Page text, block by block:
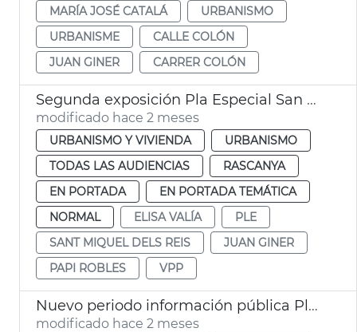
MARÍA JOSÉ CATALÁ
URBANISMO
URBANISME
CALLE COLÓN
JUAN GINER
CARRER COLÓN
Segunda exposición Pla Especial San Miquel de los Reyes València
modificado hace 2 meses
URBANISMO Y VIVIENDA
URBANISMO
TODAS LAS AUDIENCIAS
RASCANYA
EN PORTADA
EN PORTADA TEMÁTICA
NORMAL
ELISA VALÍA
PLE
SANT MIQUEL DELS REIS
JUAN GINER
PAPI ROBLES
VPP
Nuevo periodo información pública Plan Especial San Miguel de los Reyes. València
modificado hace 2 meses